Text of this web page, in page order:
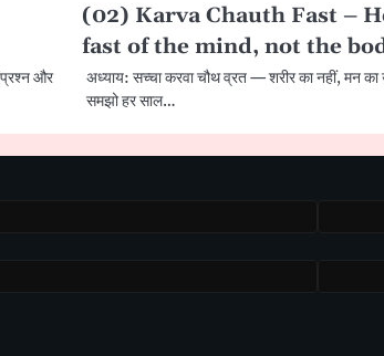
और
(02) Karva Chauth Fast –
fast of the mind, not the
अध्याय: सच्चा करवा चौथ व्रत — शरीर का नहीं, मन का
समझो हर साल…